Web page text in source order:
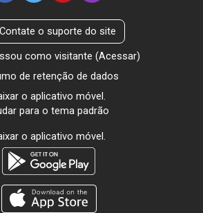
Contate o suporte do site
como visitante (Acessar)
de retenção de dados
o aplicativo móvel.
para o tema padrão
o aplicativo móvel.